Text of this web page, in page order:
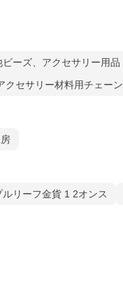
ビーズ、アクセサリー用品
クセサリー材料用チェーン
ルリーフ金貨 1 2オンス